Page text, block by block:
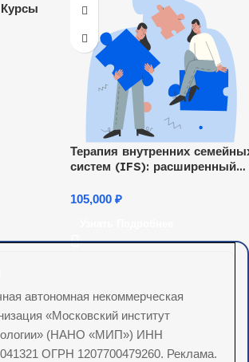
Терапия внутренних
систем (IFS): расширенный
105,000 ₽
автономная некоммерческая
«Московский институт
(НАНО «МИП») ИНН
ОГРН 1207700479260. Реклама.